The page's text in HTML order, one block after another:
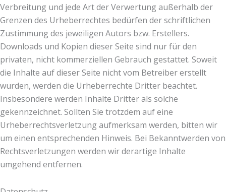
Verbreitung und jede Art der Verwertung außerhalb der
Grenzen des Urheberrechtes bedürfen der schriftlichen
Zustimmung des jeweiligen Autors bzw. Erstellers.
Downloads und Kopien dieser Seite sind nur für den
privaten, nicht kommerziellen Gebrauch gestattet. Soweit
die Inhalte auf dieser Seite nicht vom Betreiber erstellt
wurden, werden die Urheberrechte Dritter beachtet.
Insbesondere werden Inhalte Dritter als solche
gekennzeichnet. Sollten Sie trotzdem auf eine
Urheberrechtsverletzung aufmerksam werden, bitten wir
um einen entsprechenden Hinweis. Bei Bekanntwerden von
Rechtsverletzungen werden wir derartige Inhalte
umgehend entfernen.